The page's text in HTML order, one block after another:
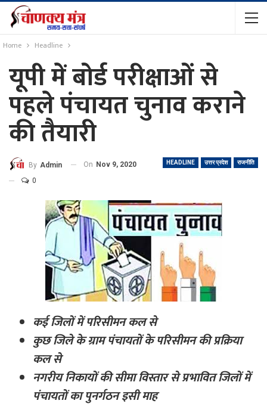
Home Headline
यूपी में बोर्ड परीक्षाओं से
पहले पंचायत चुनाव कराने
की तैयारी
HEADLINE उत्तर प्रदेश राजनीति
By Admin On Nov 9, 2020
0
कई जिलों में परिसीमन कल से
कुछ जिले के ग्राम पंचायतों के परिसीमन की प्रक्रिया
कल से
नगरीय निकायों की सीमा विस्तार से प्रभावित जिलों में
पंचायतों का पुनर्गठन इसी माह